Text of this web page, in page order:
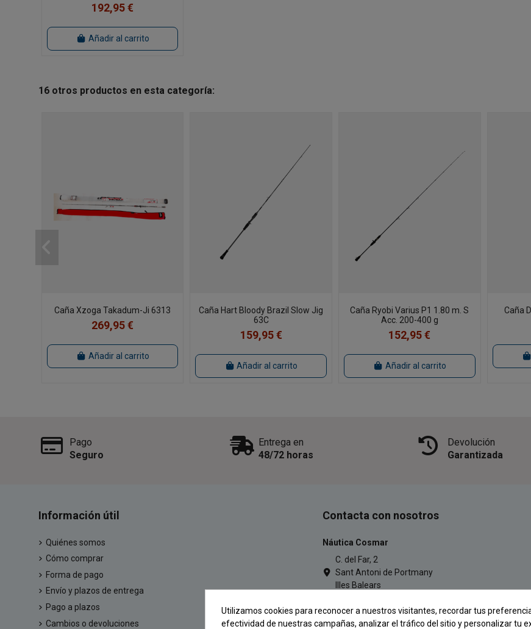
192,95 €
Añadir al carrito
16 otros productos en esta categoría:
Caña Xzoga Takadum-Ji 6313
269,95 €
Añadir al carrito
Caña Hart Bloody Brazil Slow Jig
63C
159,95 €
Añadir al carrito
Caña Ryobi Varius P1 1.80 m. S
Acc. 200-400 g
152,95 €
Añadir al carrito
Caña
Pago
Seguro
Entrega en
48/72 horas
Devolución
Garantizada
Información útil
Quiénes somos
Cómo comprar
Forma de pago
Envío y plazos de entrega
Pago a plazos
Cambios o devoluciones
Contacta con nosotros
Náutica Cosmar
C. del Far, 2
Sant Antoni de Portmany
Illes Balears
pescacosmar@gmail.com
Utilizamos cookies para reconocer a nuestros visitantes, recordar tus
efectividad de nuestras campañas, analizar el tráfico del sitio y personalizar tu